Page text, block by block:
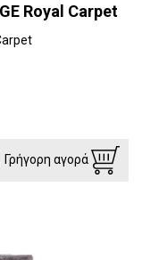
Royal Carpet
Γρήγορη αγορά